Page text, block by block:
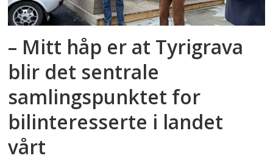
– Mitt håp er at Tyrigrava
blir det sentrale
samlingspunktet for
bilinteresserte i landet
vårt